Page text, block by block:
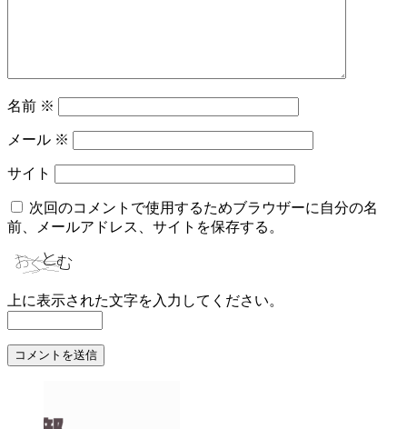
名前 ※
メール ※
サイト
次回のコメントで使用するためブラウザーに自分の名
前、メールアドレス、サイトを保存する。
上に表示された文字を入力してください。